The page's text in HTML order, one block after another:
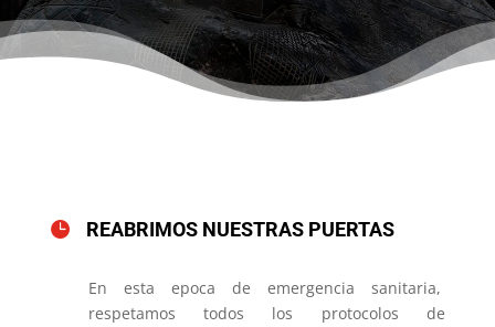
 REABRIMOS NUESTRAS PUERTAS
En esta epoca de emergencia sanitaria,
respetamos todos los protocolos de